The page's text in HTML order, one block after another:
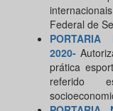
Federal de
2020-
prática
referido